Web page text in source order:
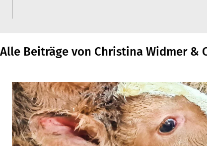
Alle Beiträge von Christina Widmer &